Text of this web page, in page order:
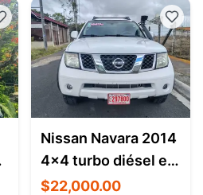
Nissan Navara 2014
4x4 turbo diésel en
venta en Santa
$22,000.00